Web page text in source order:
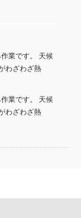
業です。 天候
わざわざ熱
業です。 天候
わざわざ熱